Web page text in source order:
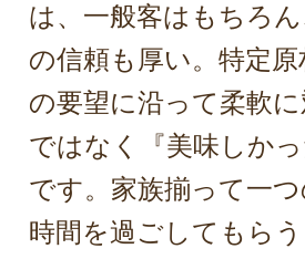
は、一般客はもちろ
の信頼も厚い。特定
の要望に沿って柔軟
ではなく『美味しか
です。家族揃って一
時間を過ごしてもら